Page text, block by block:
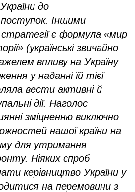
до
Іншими
є формула «мир
(українські звичайно
впливу на Україну
у наданні їй тієї
вести активні й
дії. Наголос
зміцненню виключно
нашої країни на
для утримання
Ніяких спроб
керівництво України у
на перемовини з